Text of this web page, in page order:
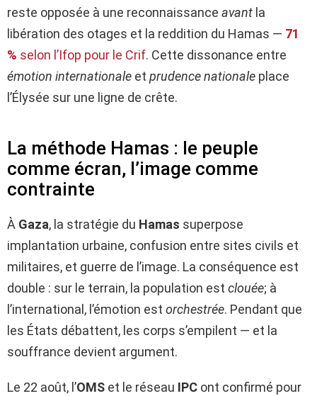
reste opposée à une reconnaissance avant la
libération des otages et la reddition du Hamas — 71
% selon l’Ifop pour le Crif. Cette dissonance entre
émotion internationale et prudence nationale place
l’Élysée sur une ligne de crête.
La méthode Hamas : le peuple
comme écran, l’image comme
contrainte
À Gaza, la stratégie du Hamas superpose
implantation urbaine, confusion entre sites civils et
militaires, et guerre de l’image. La conséquence est
double : sur le terrain, la population est clouée; à
l’international, l’émotion est orchestrée. Pendant que
les États débattent, les corps s’empilent — et la
souffrance devient argument.
Le 22 août, l’OMS et le réseau IPC ont confirmé pour